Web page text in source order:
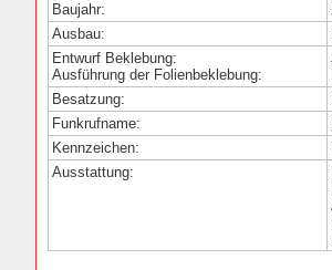
Baujahr:
Ausbau:
Entwurf Beklebung:
Ausführung der Folienbeklebung:
Besatzung:
Funkrufname:
Kennzeichen:
Ausstattung: